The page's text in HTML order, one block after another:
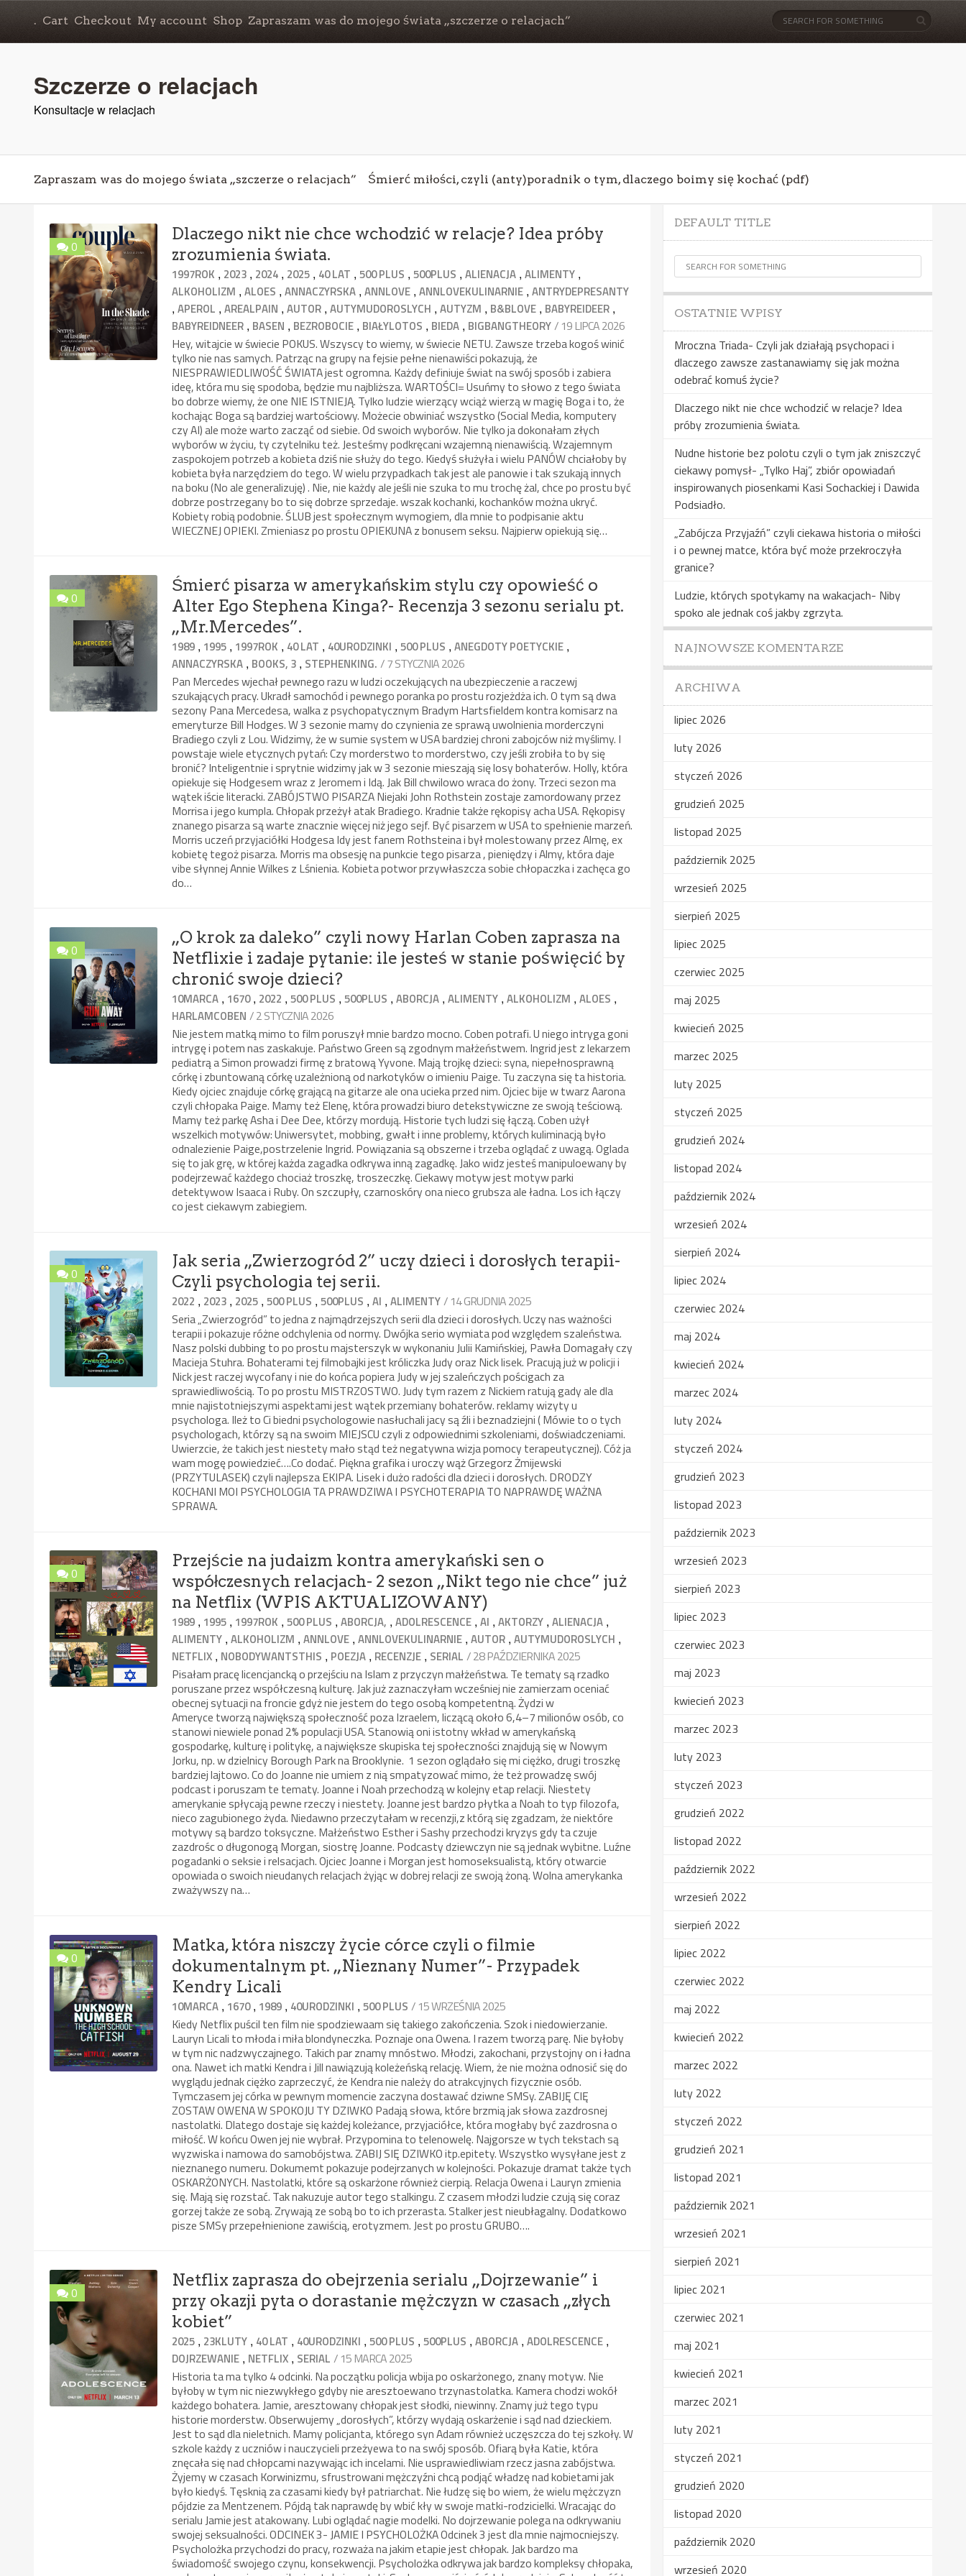
. Cart Checkout My account Shop Zapraszam was do mojego świata „szczerze o relacjach”
Szczerze o relacjach
Konsultacje w relacjach
Zapraszam was do mojego świata „szczerze o relacjach” Śmierć miłości, czyli (anty)poradnik o tym, dlaczego boimy się kochać (pdf)
0
Dlaczego nikt nie chce wchodzić w relacje? Idea próby
zrozumienia świata.
1997ROK , 2023 , 2024 , 2025 , 40 LAT ,500 PLUS ,500PLUS ,ALIENACJA ,ALIMENTY ,
ALKOHOLIZM ,ALOES ,ANNACZYRSKA ,ANNLOVE ,ANNLOVEKULINARNIE ,ANTRYDEPRESANTY
,APEROL ,AREALPAIN ,AUTOR ,AUTYMUDOROSLYCH ,AUTYZM , B&BLOVE , BABYREIDEER ,
BABYREIDNEER , BASEN , BEZROBOCIE , BIAŁYLOTOS , BIEDA , BIGBANGTHEORY/ 19 LIPCA 2026
Hey, witajcie w świecie POKUS. Wszyscy to wiemy, w świecie NETU. Zawsze trzeba kogoś winić
tylko nie nas samych. Patrząc na grupy na fejsie pełne nienawiści pokazują, że
NIESPRAWIEDLIWOŚĆ ŚWIATA jest ogromna. Każdy definiuje świat na swój sposób i zabiera
ideę, która mu się spodoba, będzie mu najbliższa. WARTOŚCI= Usuńmy to słowo z tego świata
bo dobrze wiemy, że one NIE ISTNIEJĄ. Tylko ludzie wierzący wciąż wierzą w magię Boga i to, że
kochając Boga są bardziej wartościowy. Możecie obwiniać wszystko (Social Media, komputery
czy AI) ale może warto zacząć od siebie. Od swoich wyborów. Nie tylko ja dokonałam złych
wyborów w życiu, ty czytelniku też. Jesteśmy podkręcani wzajemną nienawiścią. Wzajemnym
zaspokojem potrzeb a kobieta dziś nie służy do tego. Kiedyś służyła i wielu PANÓW chciałoby by
kobieta była narzędziem do tego. W wielu przypadkach tak jest ale panowie i tak szukają innych
na boku (No ale generalizuję) . Nie, nie każdy ale jeśli nie szuka to mu trochę żal, chce po prostu być
dobrze postrzegany bo to się dobrze sprzedaje. wszak kochanki, kochanków można ukryć.
Kobiety robią podobnie. ŚLUB jest społecznym wymogiem, dla mnie to podpisanie aktu
WIECZNEJ OPIEKI. Zmieniasz po prostu OPIEKUNA z bonusem seksu. Najpierw opiekują się…
0
Śmierć pisarza w amerykańskim stylu czy opowieść o
Alter Ego Stephena Kinga?- Recenzja 3 sezonu serialu pt.
„Mr.Mercedes”.
1989 , 1995 , 1997ROK , 40 LAT , 40URODZINKI ,500 PLUS ,ANEGDOTY POETYCKIE ,
ANNACZYRSKA , BOOKS, 3 , STEPHENKING. / 7 STYCZNIA 2026
Pan Mercedes wjechał pewnego razu w ludzi oczekujących na ubezpieczenie a raczewj
szukających pracy. Ukradł samochód i pewnego poranka po prostu rozjeżdża ich. O tym są dwa
sezony Pana Mercedesa, walka z psychopatycznym Bradym Hartsfieldem kontra komisarz na
emeryturze Bill Hodges. W 3 sezonie mamy do czynienia ze sprawą uwolnienia morderczyni
Bradiego czyli z Lou. Widzimy, że w sumie system w USA bardziej chroni zabojców niż myślimy. I
powstaje wiele etycznych pytań: Czy morderstwo to morderstwo, czy jeśli zrobiła to by się
bronić? Inteligentnie i sprytnie widzimy jak w 3 sezonie mieszają się losy bohaterów. Holly, która
opiekuje się Hodgesem wraz z Jeromem i Idą. Jak Bill chwilowo wraca do żony. Trzeci sezon ma
wątek iście literacki. ZABÓJSTWO PISARZA Niejaki John Rothstein zostaje zamordowany przez
Morrisa i jego kumpla. Chłopak przeżył atak Bradiego. Kradnie także rękopisy acha USA. Rękopisy
znanego pisarza są warte znacznie więcej niż jego sejf. Być pisarzem w USA to spełnienie marzeń.
Morris uczeń przyjaciółki Hodgesa Idy jest fanem Rothsteina i był molestowany przez Almę, ex
kobietę tegoż pisarza. Morris ma obsesję na punkcie tego pisarza , pieniędzy i Almy, która daje
vibe słynnej Annie Wilkes z Lśnienia. Kobieta potwor przywłaszcza sobie chłopaczka i zachęca go
do…
0
„O krok za daleko” czyli nowy Harlan Coben zaprasza na
Netflixie i zadaje pytanie: ile jesteś w stanie poświęcić by
chronić swoje dzieci?
10MARCA , 1670, 2022 ,500 PLUS ,500PLUS ,ABORCJA ,ALIMENTY ,ALKOHOLIZM ,ALOES ,
HARLAMCOBEN / 2 STYCZNIA 2026
Nie jestem matką mimo to film poruszył mnie bardzo mocno. Coben potrafi. U niego intryga goni
intrygę i potem nas zaskakuje. Państwo Green są zgodnym małżeństwem. Ingrid jest z lekarzem
pediatrą a Simon prowadzi firmę z bratową Yyvone. Mają trojkę dzieci: syna, niepełnosprawną
córkę i zbuntowaną córkę uzależnioną od narkotyków o imieniu Paige. Tu zaczyna się ta historia.
Kiedy ojciec znajduje córkę grającą na gitarze ale ona ucieka przed nim. Ojciec bije w twarz Aarona
czyli chłopaka Paige. Mamy też Elenę, która prowadzi biuro detekstywiczne ze swoją teściową.
Mamy też parkę Asha i Dee Dee, którzy mordują. Historie tych ludzi się łączą. Coben użył
wszelkich motywów: Uniwersytet, mobbing, gwałt i inne problemy, których kuliminacją było
odnalezienie Paige,postrzelenie Ingrid. Powiązania są obszerne i trzeba oglądać z uwagą. Oglada
się to jak grę, w której każda zagadka odkrywa inną zagadkę. Jako widz jesteś manipuloewany by
podejrzewać każdego chociaż troszkę, troszeczkę. Ciekawy motyw jest motyw parki
detektywow Isaaca i Ruby. On szczupły, czarnoskóry ona nieco grubsza ale ładna. Los ich łączy
co jest ciekawym zabiegiem.
0
Jak seria „Zwierzogród 2” uczy dzieci i dorosłych terapii-
Czyli psychologia tej serii.
2022 , 2023 , 2025 ,500 PLUS ,500PLUS ,AI ,ALIMENTY/ 14 GRUDNIA 2025
Seria „Zwierzogród” to jedna z najmądrzejszych serii dla dzieci i dorosłych. Uczy nas ważności
terapii i pokazuje różne odchylenia od normy. Dwójka serio wymiata pod względem szaleństwa.
Nasz polski dubbing to po prostu majsterszyk w wykonaniu Julii Kamińskiej, Pawła Domagały czy
Macieja Stuhra. Bohaterami tej filmobajki jest króliczka Judy oraz Nick lisek. Pracują już w policji i
Nick jest raczej wycofany i nie do końca popiera Judy w jej szaleńczych pościgach za
sprawiedliwością. To po prostu MISTRZOSTWO. Judy tym razem z Nickiem ratują gady ale dla
mnie najistotniejszymi aspektami jest wątek przemiany bohaterów. reklamy wizyty u
psychologa. Ileż to Ci biedni psychologowie nasłuchali jacy są źli i beznadziejni ( Mówie to o tych
psychologach, którzy są na swoim MIEJSCU czyli z odpowiednimi szkoleniami, doświadczeniami.
Uwierzcie, że takich jest niestety mało stąd też negatywna wizja pomocy terapeutycznej). Cóż ja
wam mogę powiedzieć….Co dodać. Piękna grafika i uroczy wąż Grzegorz Żmijewski
(PRZYTULASEK) czyli najlepsza EKIPA. Lisek i dużo radości dla dzieci i dorosłych. DRODZY
KOCHANI MOI PSYCHOLOGIA TA PRAWDZIWA I PSYCHOTERAPIA TO NAPRAWDĘ WAŻNA
SPRAWA.
0
Przejście na judaizm kontra amerykański sen o
współczesnych relacjach- 2 sezon „Nikt tego nie chce” już
na Netflix (WPIS AKTUALIZOWANY)
1989 , 1995 , 1997ROK ,500 PLUS ,ABORCJA, ,ADOLRESCENCE ,AI ,AKTORZY ,ALIENACJA ,
ALIMENTY ,ALKOHOLIZM ,ANNLOVE ,ANNLOVEKULINARNIE ,AUTOR ,AUTYMUDOROSLYCH ,
NETFLIX , NOBODYWANTSTHIS , POEZJA , RECENZJE , SERIAL / 28 PAŹDZIERNIKA 2025
Pisałam pracę licencjancką o przejściu na Islam z przyczyn małżeństwa. Te tematy są rzadko
poruszane przez współczesną kulturę. Jak już zaznaczyłam wcześniej nie zamierzam oceniać
obecnej sytuacji na froncie gdyż nie jestem do tego osobą kompetentną. Żydzi w
Ameryce tworzą największą społeczność poza Izraelem, liczącą około 6,4–7 milionów osób, co
stanowi niewiele ponad 2% populacji USA. Stanowią oni istotny wkład w amerykańską
gospodarkę, kulturę i politykę, a największe skupiska tej społeczności znajdują się w Nowym
Jorku, np. w dzielnicy Borough Park na Brooklynie. 1 sezon oglądało się mi ciężko, drugi troszkę
bardziej lajtowo. Co do Joanne nie umiem z nią smpatyzować mimo, że też prowadzę swój
podcast i poruszam te tematy. Joanne i Noah przechodzą w kolejny etap relacji. Niestety
amerykanie spłycają pewne rzeczy i niestety. Joanne jest bardzo płytka a Noah to typ filozofa,
nieco zagubionego żyda. Niedawno przeczytałam w recenzji,z którą się zgadzam, że niektóre
motywy są bardzo toksyczne. Małżeństwo Esther i Sashy przechodzi kryzys gdy ta czuje
zazdrośc o długonogą Morgan, siostrę Joanne. Podcasty dziewczyn nie są jednak wybitne. Luźne
pogadanki o seksie i relsacjach. Ojciec Joanne i Morgan jest homoseksualistą, który otwarcie
opowiada o swoich nieudanych relacjach żyjąc w dobrej relacji ze swoją żoną. Wolna amerykanka
zważywszy na…
0
Matka, która niszczy życie córce czyli o filmie
dokumentalnym pt. „Nieznany Numer”- Przypadek
Kendry Licali
10MARCA , 1670, 1989 , 40URODZINKI ,500 PLUS / 15 WRZEŚNIA 2025
Kiedy Netflix puścil ten film nie spodziewaam się takiego zakończenia. Szok i niedowierzanie.
Lauryn Licali to młoda i miła blondyneczka. Poznaje ona Owena. I razem tworzą parę. Nie byłoby
w tym nic nadzwyczajnego. Takich par znamy mnóstwo. Młodzi, zakochani, przystojny on i ładna
ona. Nawet ich matki Kendra i Jill nawiązują koleżeńską relację. Wiem, że nie można odnosić się do
wyglądu jednak ciężko zaprzeczyć, że Kendra nie należy do atrakcyjnych fizycznie osób.
Tymczasem jej córka w pewnym momencie zaczyna dostawać dziwne SMSy. ZABIJĘ CIĘ
ZOSTAW OWENA W SPOKOJU TY DZIWKO Padają słowa, które brzmią jak słowa zazdrosnej
nastolatki. Dlatego dostaje się każdej koleżance, przyjaciółce, która mogłaby być zazdrosna o
miłość. W końcu Owen jej nie wybrał. Przypomina to telenowelę. Najgorsze w tych tekstach są
wyzwiska i namowa do samobójstwa. ZABIJ SIĘ DZIWKO itp.epitety. Wszystko wysyłane jest z
nieznanego numeru. Dokumemt pokazuje podejrzanych w kolejności. Pokazuje dramat także tych
OSKARŻONYCH. Nastolatki, które są oskarżone również cierpią. Relacja Owena i Lauryn zmienia
się. Mają się rozstać. Tak nakuzuje autor tego stalkingu. Z czasem młodzi ludzie czują się coraz
gorzej także ze sobą. Zrywają ze sobą bo to ich przerasta. Stalker jest nieubłagalny. Dodatkowo
pisze SMSy przepełnienione zawiścią, erotyzmem. Jest po prostu GRUBO….
0
Netflix zaprasza do obejrzenia serialu „Dojrzewanie” i
przy okazji pyta o dorastanie mężczyzn w czasach „złych
kobiet”
2025 , 23KLUTY , 40 LAT , 40URODZINKI ,500 PLUS ,500PLUS ,ABORCJA ,ADOLRESCENCE ,
DOJRZEWANIE , NETFLIX , SERIAL / 15 MARCA 2025
Historia ta ma tylko 4 odcinki. Na początku policja wbija po oskarżonego, znany motyw. Nie
byłoby w tym nic niezwykłego gdyby nie aresztoewano trzynastolatka. Kamera chodzi wokół
każdego bohatera. Jamie, aresztowany chłopak jest słodki, niewinny. Znamy już tego typu
historie morderstw. Obserwujemy „dorosłych”, którzy wydają oskarżenie i sąd nad dzieckiem.
Jest to sąd dla nieletnich. Mamy policjanta, którego syn Adam również uczęszcza do tej szkoły. W
szkole każdy z uczniów i nauczycieli przeżyewa to na swój sposób. Ofiarą była Katie, która
znęcała się nad chłopcami nazywając ich incelami. Nie usprawiedliwiam rzecz jasna zabójstwa.
Żyjemy w czasach Korwinizmu, sfrustrowani mężczyźni chcą podjąć władzę nad kobietami jak
było kiedyś. Tęsknią za czasami kiedy był patriarchat. Nie łudzę się bo wiem, że wielu mężczyzn
pójdzie za Mentzenem. Pójdą tak naprawdę by wbić kły w swoje matki-rodzicielki. Wracając do
serialu Jamie jest atakowany. Lubi oglądać nagie modelki. No dojrzewanie polega na odkrywaniu
swojej seksualności. ODCINEK 3- JAMIE I PSYCHOLOŻKA Odcinek 3 jest dla mnie najmocniejszy.
Psycholożka przychodzi do pracy, rozważa na jakim etapie jest chłopak. Jak bardzo ma
świadomość swojego czynu, konsekwencji. Psycholożka odkrywa jak bardzo kompleksy chłopaka,
DEFAULT TITLE
OSTATNIE WPISY
Mroczna Triada- Czyli jak działają psychopaci i
dlaczego zawsze zastanawiamy się jak można
odebrać komuś życie?
Dlaczego nikt nie chce wchodzić w relacje? Idea
próby zrozumienia świata.
Nudne historie bez polotu czyli o tym jak zniszczyć
ciekawy pomysł- „Tylko Haj”, zbiór opowiadań
inspirowanych piosenkami Kasi Sochackiej i Dawida
Podsiadło.
„Zabójcza Przyjaźń” czyli ciekawa historia o miłości
i o pewnej matce, która być może przekroczyła
granice?
Ludzie, których spotykamy na wakacjach- Niby
spoko ale jednak coś jakby zgrzyta.
NAJNOWSZE KOMENTARZE
ARCHIWA
lipiec 2026
luty 2026
styczeń 2026
grudzień 2025
listopad 2025
październik 2025
wrzesień 2025
sierpień 2025
lipiec 2025
czerwiec 2025
maj 2025
kwiecień 2025
marzec 2025
luty 2025
styczeń 2025
grudzień 2024
listopad 2024
październik 2024
wrzesień 2024
sierpień 2024
lipiec 2024
czerwiec 2024
maj 2024
kwiecień 2024
marzec 2024
luty 2024
styczeń 2024
grudzień 2023
listopad 2023
październik 2023
wrzesień 2023
sierpień 2023
lipiec 2023
czerwiec 2023
maj 2023
kwiecień 2023
marzec 2023
luty 2023
styczeń 2023
grudzień 2022
listopad 2022
październik 2022
wrzesień 2022
sierpień 2022
lipiec 2022
czerwiec 2022
maj 2022
kwiecień 2022
marzec 2022
luty 2022
styczeń 2022
grudzień 2021
listopad 2021
październik 2021
wrzesień 2021
sierpień 2021
lipiec 2021
czerwiec 2021
maj 2021
kwiecień 2021
marzec 2021
luty 2021
styczeń 2021
grudzień 2020
listopad 2020
październik 2020
wrzesień 2020